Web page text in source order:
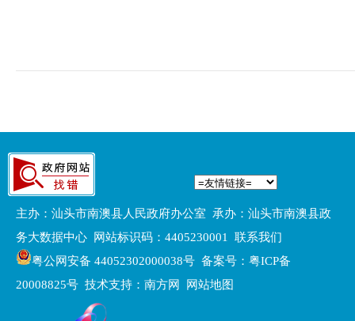
主办：汕头市南澳县人民政府办公室 承办：汕头市南澳县政
务大数据中心 网站标识码：4405230001 联系我们
粤公网安备 44052302000038号 备案号：粤ICP备
20008825号 技术支持：南方网 网站地图